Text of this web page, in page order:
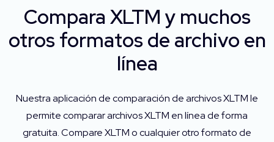
Compara XLTM y muchos
otros formatos de archivo en
línea
Nuestra aplicación de comparación de archivos XLTM le
permite comparar archivos XLTM en línea de forma
gratuita. Compare XLTM o cualquier otro formato de